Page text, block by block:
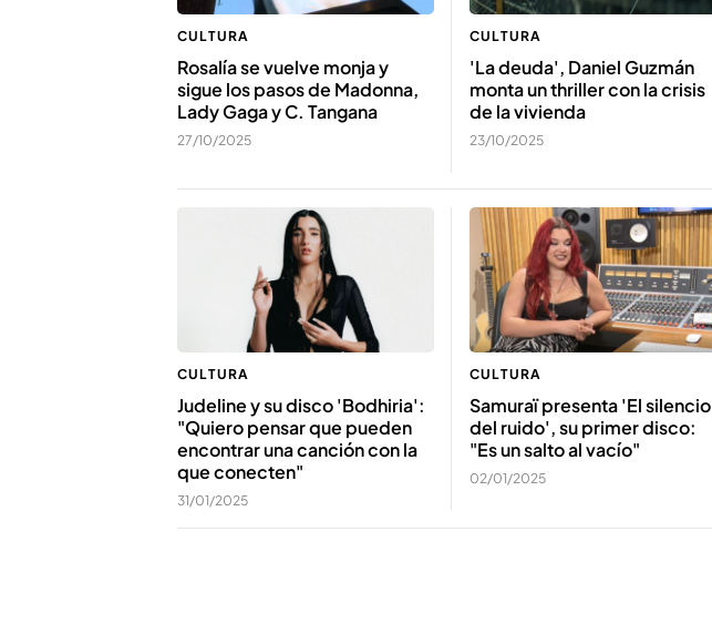
CULTURA
Rosalía se vuelve monja y
sigue los pasos de Madonna,
Lady Gaga y C. Tangana
27/10/2025
CULTURA
'La deuda', Daniel Guzmán
monta un thriller con la crisis
de la vivienda
23/10/2025
CULTURA
Judeline y su disco 'Bodhiria':
"Quiero pensar que pueden
encontrar una canción con la
que conecten"
31/01/2025
CULTURA
Samuraï presenta 'El silencio
del ruido', su primer disco:
"Es un salto al vacío"
02/01/2025